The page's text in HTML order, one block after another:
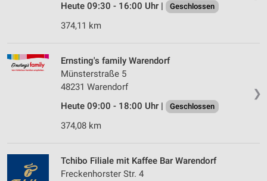
Heute 09:30 - 16:00 Uhr |
Geschlossen
374,11 km
❯
Ernsting's family Warendorf
Münsterstraße 5
48231 Warendorf
Heute 09:00 - 18:00 Uhr |
Geschlossen
374,08 km
Tchibo Filiale mit Kaffee Bar Warendorf
Freckenhorster Str. 4